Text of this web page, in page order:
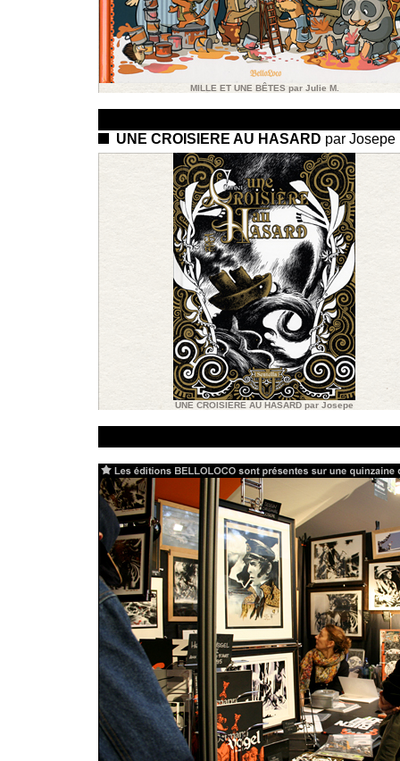
MILLE ET UNE BÊTES par Julie M.
UNE CROISIERE AU HASARD par Josepe
UNE CROISIERE AU HASARD par Josepe